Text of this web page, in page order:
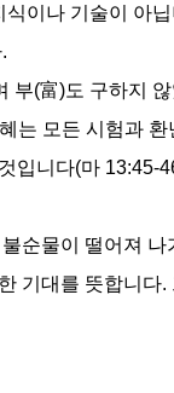
이나 기술이 아
부(富)도 구하지
는 모든 시험과
니다(마 13:45-
순물이 떨어져 나
기대를 뜻합니다